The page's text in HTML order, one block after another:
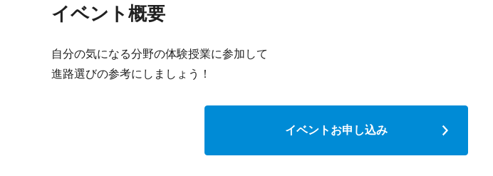
イベント概要
自分の気になる分野の体験授業に参加して
進路選びの参考にしましょう！
イベントお申し込み